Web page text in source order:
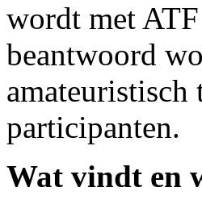
wordt met
beantwoord
amateuristisch
participanten.
Wat vindt en